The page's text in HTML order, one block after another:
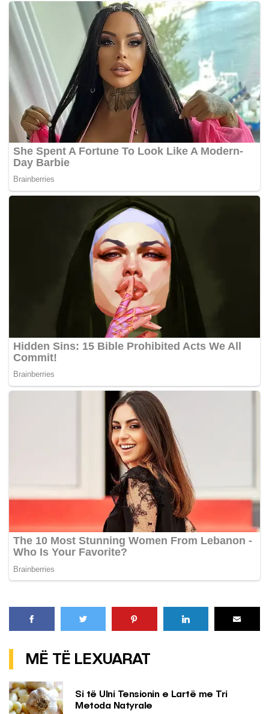
MË TË LEXUARAT
Si të Ulni Tensionin e Lartë me Tri
Metoda Natyrale